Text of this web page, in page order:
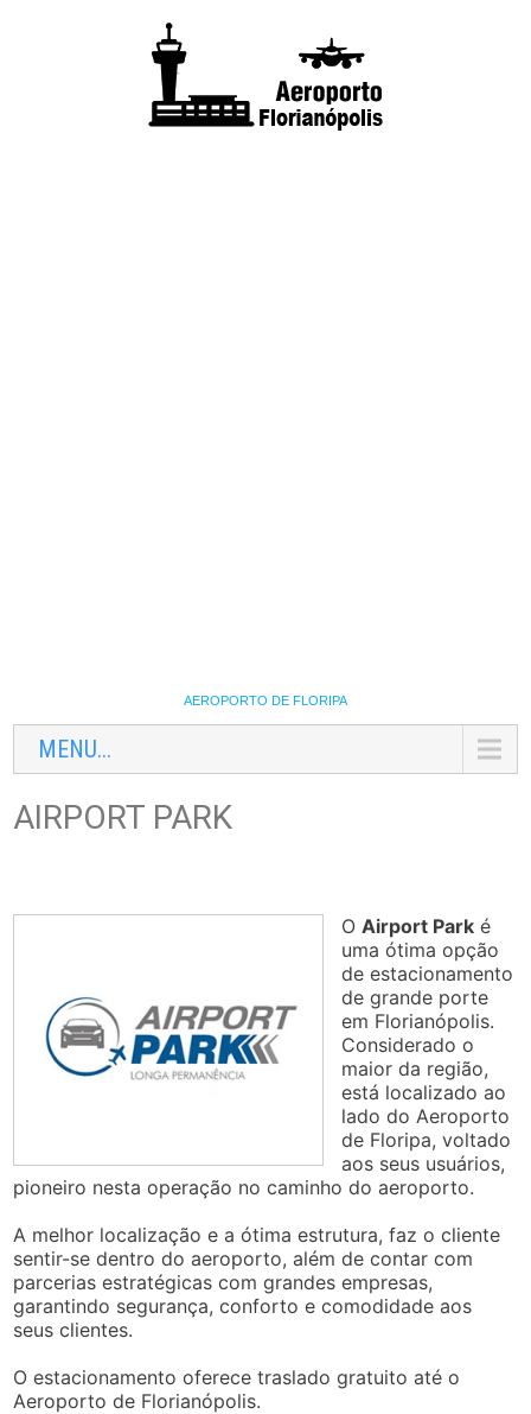
AEROPORTO DE FLORIPA
MENU...
AIRPORT PARK
OAirport Park é
uma ótima opção
de estacionamento
de grande porte
em Florianópolis.
Considerado o
maior da região,
está localizado ao
lado do Aeroporto
de Floripa, voltado
aos seus usuários,
pioneiro nesta operação no caminho do aeroporto.
A melhor localização e a ótima estrutura, faz o cliente
sentir-se dentro do aeroporto, além de contar com
parcerias estratégicas com grandes empresas,
garantindo segurança, conforto e comodidade aos
seus clientes.
O estacionamento oferece traslado gratuito até o
Aeroporto de Florianópolis.